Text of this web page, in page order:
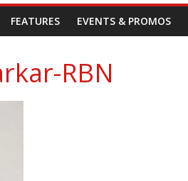
FEATURES EVENTS & PROMOS
RBN